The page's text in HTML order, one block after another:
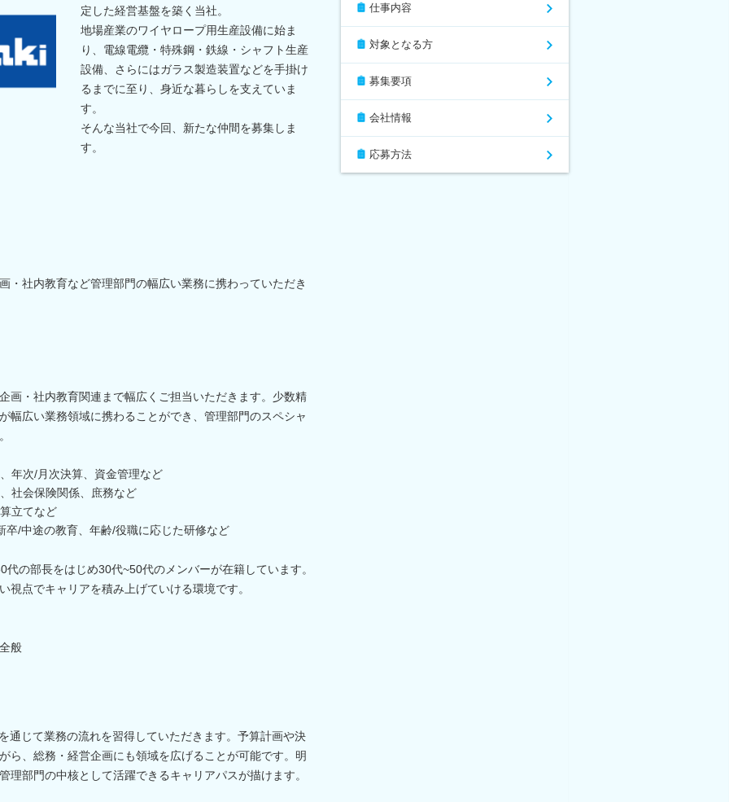
定した経営基盤を築く当社。
地場産業のワイヤロープ用生産設備に始ま
り、電線電纜・特殊鋼・鉄線・シャフト生産
設備、さらにはガラス製造装置などを手掛け
るまでに至り、身近な暮らしを支えていま
す。
そんな当社で今回、新たな仲間を募集しま
す。
・社内教育など管理部門の幅広い業務に携わっていただき
画・社内教育関連まで幅広くご担当いただきます。少数精
幅広い業務領域に携わることができ、管理部門のスペシャ
年次/月次決算、資金管理など
社会保険関係、庶務など
立てなど
卒/中途の教育、年齢/役職に応じた研修など
の部長をはじめ30代~50代のメンバーが在籍しています。
視点でキャリアを積み上げていける環境です。
般
通じて業務の流れを習得していただきます。予算計画や決
ら、総務・経営企画にも領域を広げることが可能です。明
理部門の中核として活躍できるキャリアパスが描けます。
仕事内容
対象となる方
募集要項
会社情報
応募方法